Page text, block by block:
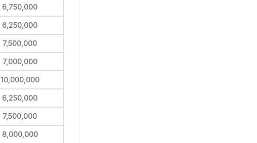
6,750,000
6,250,000
7,500,000
7,000,000
10,000,000
6,250,000
7,500,000
8,000,000